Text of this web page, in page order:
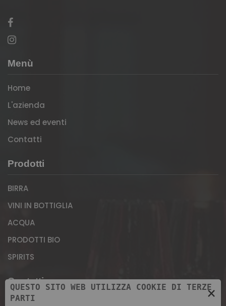
Menù
Home
L'azienda
News ed eventi
Contatti
Prodotti
BIRRA
VINI IN BOTTIGLIA
ACQUA
PRODOTTI BIO
SPIRITS
Contatti
×
QUESTO SITO WEB UTILIZZA COOKIE DI TERZE
PARTI